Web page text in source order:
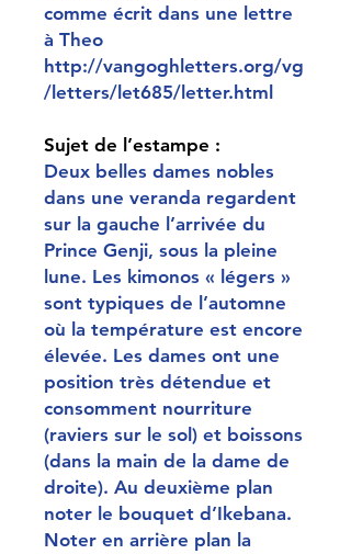
comme écrit dans une lettre
à Theo
http://vangoghletters.org/vg
/letters/let685/letter.html
Sujet de l’estampe :
Deux belles dames nobles
dans une veranda regardent
sur la gauche l’arrivée du
Prince Genji, sous la pleine
lune. Les kimonos « légers »
sont typiques de l’automne
où la température est encore
élevée. Les dames ont une
position très détendue et
consomment nourriture
(raviers sur le sol) et boissons
(dans la main de la dame de
droite). Au deuxième plan
noter le bouquet d’Ikebana.
Noter en arrière plan la